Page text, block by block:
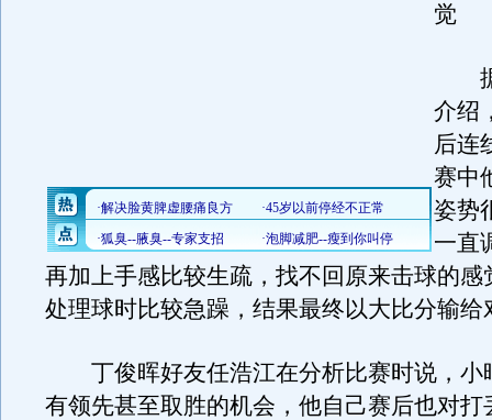
觉
据
介绍
后连
赛中
姿势
一直
再加上手感比较生疏，找不回原来击球的感
处理球时比较急躁，结果最终以大比分输给
丁俊晖好友任浩江在分析比赛时说，小
有领先甚至取胜的机会，他自己赛后也对打